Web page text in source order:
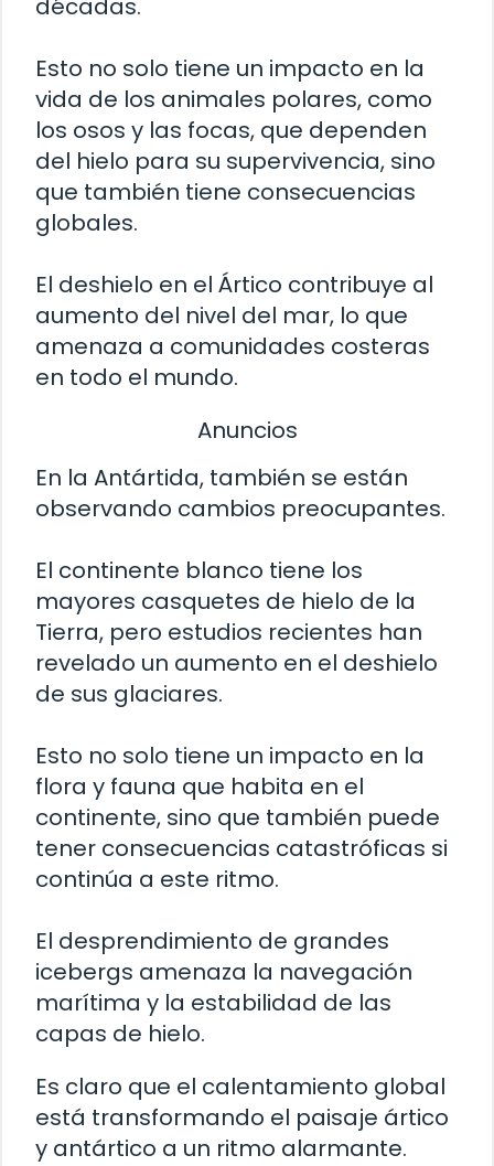
décadas.
Esto no solo tiene un impacto en la
vida de los animales polares, como
los osos y las focas, que dependen
del hielo para su supervivencia, sino
que también tiene consecuencias
globales.
El deshielo en el Ártico contribuye al
aumento del nivel del mar, lo que
amenaza a comunidades costeras
en todo el mundo.
Anuncios
En la Antártida, también se están
observando cambios preocupantes.
El continente blanco tiene los
mayores casquetes de hielo de la
Tierra, pero estudios recientes han
revelado un aumento en el deshielo
de sus glaciares.
Esto no solo tiene un impacto en la
flora y fauna que habita en el
continente, sino que también puede
tener consecuencias catastróficas si
continúa a este ritmo.
El desprendimiento de grandes
icebergs amenaza la navegación
marítima y la estabilidad de las
capas de hielo.
Es claro que el calentamiento global
está transformando el paisaje ártico
y antártico a un ritmo alarmante.